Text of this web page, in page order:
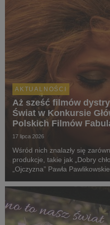
AKTUALNOŚCI
Aż sześć filmów
Świat w Konkursie
Polskich Filmów
17 lipca 2026
Wśród nich znalazły się
produkcje, takie jak „Dobry
„Ojczyzna” Pawła
„Violetta Villas”.